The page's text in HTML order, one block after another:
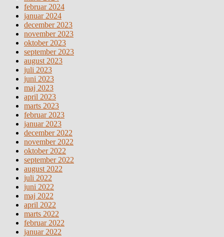
februar 2024
januar 2024
december 2023
november 2023
oktober 2023
september 2023
august 2023
juli 2023
juni 2023
maj 2023
april 2023
marts 2023
februar 2023
januar 2023
december 2022
november 2022
oktober 2022
september 2022
august 2022
juli 2022
juni 2022
maj 2022
april 2022
marts 2022
februar 2022
januar 2022